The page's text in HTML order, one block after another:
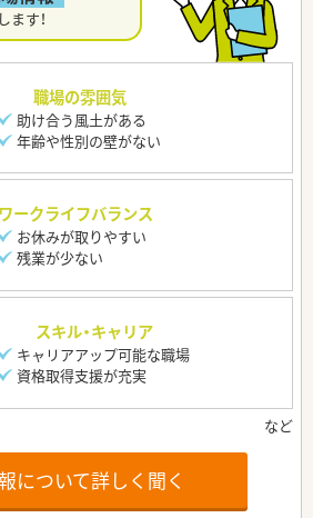
ます！
職場の雰囲気
助け合う風土がある
年齢や性別の壁がない
ワークライフバランス
お休みが取りやすい
残業が少ない
スキル・キャリア
キャリアアップ可能な職場
資格取得支援が充実
について詳しく聞く